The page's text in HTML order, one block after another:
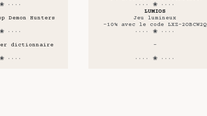
····
Demon Hunters
····
dictionnaire
····
···· ❀ ····
LUMIOS
Jeu lumineux
-10% avec le code LXZ-2OBCW2Q
···· ❀ ····
-
···· ❀ ····